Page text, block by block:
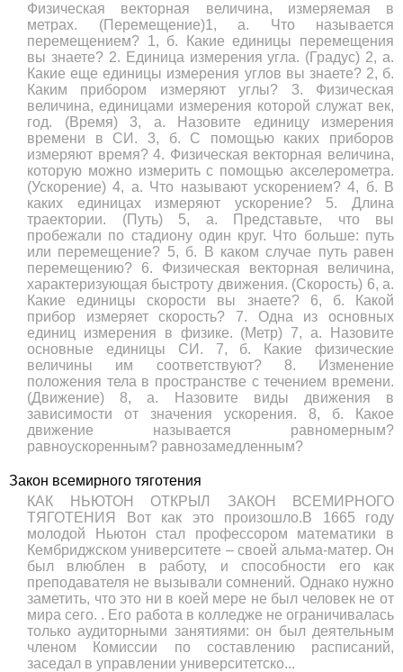
Физическая векторная величина, измеряемая в
метрах. (Перемещение)1, а. Что называется
перемещением? 1, б. Какие единицы перемещения
вы знаете? 2. Единица измерения угла. (Градус) 2, а.
Какие еще единицы измерения углов вы знаете? 2, б.
Каким прибором измеряют углы? 3. Физическая
величина, единицами измерения которой служат век,
год. (Время) 3, а. Назовите единицу измерения
времени в СИ. 3, б. С помощью каких приборов
измеряют время? 4. Физическая векторная величина,
которую можно измерить с помощью акселерометра.
(Ускорение) 4, а. Что называют ускорением? 4, б. В
каких единицах измеряют ускорение? 5. Длина
траектории. (Путь) 5, а. Представьте, что вы
пробежали по стадиону один круг. Что больше: путь
или перемещение? 5, б. В каком случае путь равен
перемещению? 6. Физическая векторная величина,
характеризующая быстроту движения. (Скорость) 6, а.
Какие единицы скорости вы знаете? 6, б. Какой
прибор измеряет скорость? 7. Одна из основных
единиц измерения в физике. (Метр) 7, а. Назовите
основные единицы СИ. 7, б. Какие физические
величины им соответствуют? 8. Изменение
положения тела в пространстве с течением времени.
(Движение) 8, а. Назовите виды движения в
зависимости от значения ускорения. 8, б. Какое
движение называется равномерным?
равноускоренным? равнозамедленным?
Закон всемирного тяготения
КАК НЬЮТОН ОТКРЫЛ ЗАКОН ВСЕМИРНОГО
ТЯГОТЕНИЯ Вот как это произошло.В 1665 году
молодой Ньютон стал профессором математики в
Кембриджском университете – своей альма-матер. Он
был влюблен в работу, и способности его как
преподавателя не вызывали сомнений. Однако нужно
заметить, что это ни в коей мере не был человек не от
мира сего. . Его работа в колледже не ограничивалась
только аудиторными занятиями: он был деятельным
членом Комиссии по составлению расписаний,
заседал в управлении университетско...